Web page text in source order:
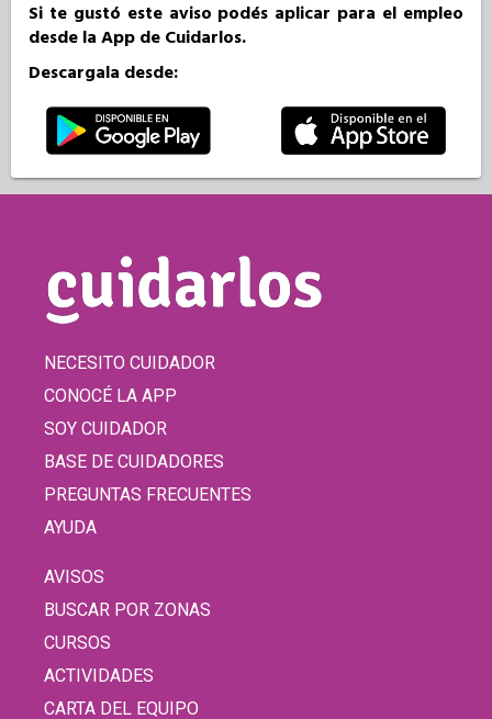
Si te gustó este aviso podés aplicar para el empleo
desde la App de Cuidarlos.
Descargala desde:
NECESITO CUIDADOR
CONOCÉ LA APP
SOY CUIDADOR
BASE DE CUIDADORES
PREGUNTAS FRECUENTES
AYUDA
AVISOS
BUSCAR POR ZONAS
CURSOS
ACTIVIDADES
CARTA DEL EQUIPO